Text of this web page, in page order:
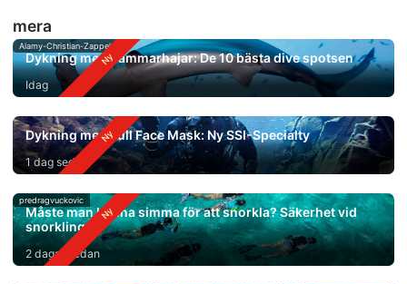
mera
Alamy-Christian-Zappel
Dykning med hammarhajar: De 10 bästa dive spotsen
Idag
Dykning med Full Face Mask: Ny SSI-Specialty
1 dag sedan
predragvuckovic
Måste man kunna simma för att snorkla? Säkerhet vid
snorkling
2 dagar sedan